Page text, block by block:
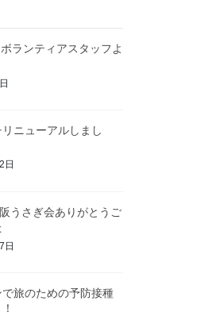
ランティアスタッフよ
ニューアルしまし
日
うさぎ会ありがとうご
日
旅のための予防接種